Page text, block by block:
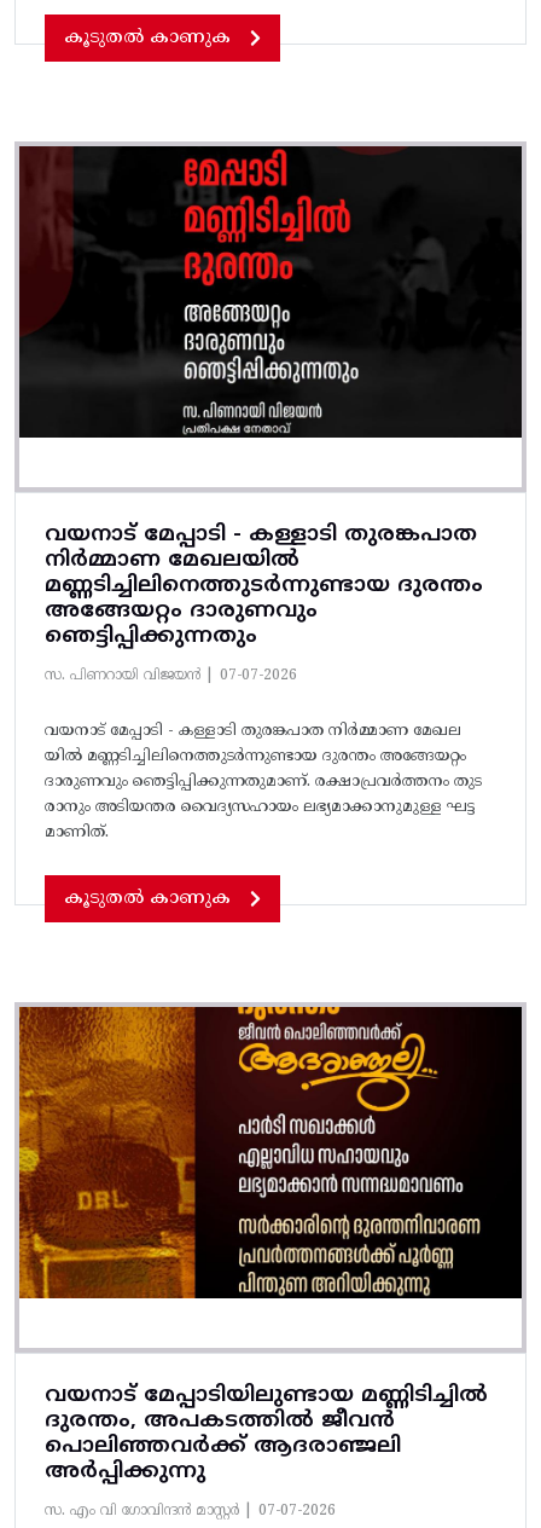
കൂടുതൽ കാണുക
വയനാട് മേപ്പാടി - കള്ളാടി തുരങ്കപാത
നിർമ്മാണ മേഖലയില്‍
മണ്ണടിച്ചിലിനെത്തുടര്‍ന്നുണ്ടായ ദുരന്തം
അങ്ങേയറ്റം ദാരുണവും
ഞെട്ടിപ്പിക്കുന്നതും
സ. പിണറായി വിജയൻ | 07-07-2026
വയനാട് മേപ്പാടി - കള്ളാടി തുരങ്കപാത നിർമ്മാണ മേഖല
യില്‍ മണ്ണടിച്ചിലിനെത്തുടര്‍ന്നുണ്ടായ ദുരന്തം അങ്ങേയറ്റം
ദാരുണവും ഞെട്ടിപ്പിക്കുന്നതുമാണ്. രക്ഷാപ്രവർത്തനം തുട
രാനും അടിയന്തര വൈദ്യസഹായം ലഭ്യമാക്കാനുമുള്ള ഘട്ട
മാണിത്.
കൂടുതൽ കാണുക
വയനാട് മേപ്പാടിയിലുണ്ടായ മണ്ണിടിച്ചിൽ
ദുരന്തം, അപകടത്തിൽ ജീവൻ
പൊലിഞ്ഞവർക്ക് ആദരാഞ്ജലി
അർപ്പിക്കുന്നു
സ. എം വി ഗോവിന്ദൻ മാസ്റ്റർ | 07-07-2026